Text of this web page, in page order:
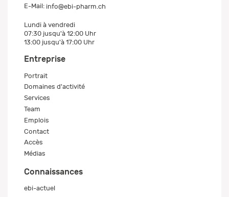
E-Mail: info@ebi-pharm.ch
Lundi à vendredi
07:30 jusqu'à 12:00 Uhr
13:00 jusqu'à 17:00 Uhr
Entreprise
Portrait
Domaines d'activité
Services
Team
Emplois
Contact
Accès
Médias
Connaissances
ebi-actuel